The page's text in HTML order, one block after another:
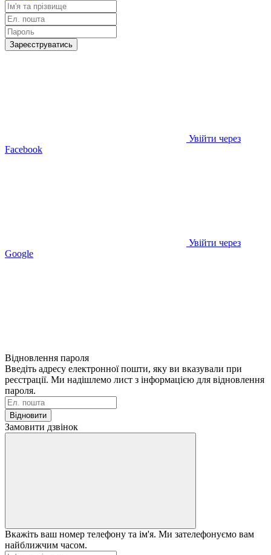
Зареєструватись
Увійти через
Facebook
Увійти через
Google
Відновлення пароля
Введіть адресу електронної пошти, яку ви вказували при
реєстрації. Ми надішлемо лист з інформацією для відновлення
пароля.
Відновити
Замовити дзвінок
Вкажіть ваш номер телефону та ім'я. Ми зателефонуємо вам
найближчим часом.